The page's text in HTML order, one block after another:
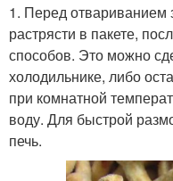
1. Перед отвариванием
растрясти в пакете,
способов. Это можно
холодильнике, либо
при комнатной
воду. Для быстрой
печь.